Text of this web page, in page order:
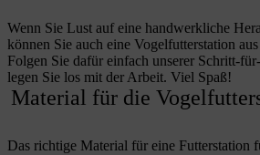
Wenn Sie Lust auf eine handwerkliche
können Sie auch eine Vogelfutterstation
Folgen Sie dafür einfach unserer Schritt-
legen Sie los mit der Arbeit. Viel Spaß!
Material für die
Das richtige Material für eine Futterstation